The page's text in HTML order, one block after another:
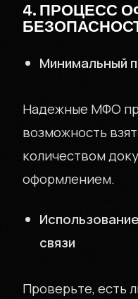
4. ПРОЦЕСС
Минимальный
Надежные МФО
возможность
количеством
оформлением.
связи
Проверьте, есть